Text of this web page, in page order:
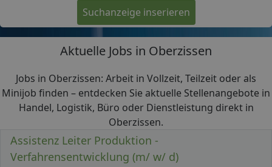
Suchanzeige inserieren
Aktuelle Jobs in Oberzissen
Jobs in Oberzissen: Arbeit in Vollzeit, Teilzeit oder als
Minijob finden – entdecken Sie aktuelle Stellenangebote in
Handel, Logistik, Büro oder Dienstleistung direkt in
Oberzissen.
Assistenz Leiter Produktion -
Verfahrensentwicklung (m/ w/ d)